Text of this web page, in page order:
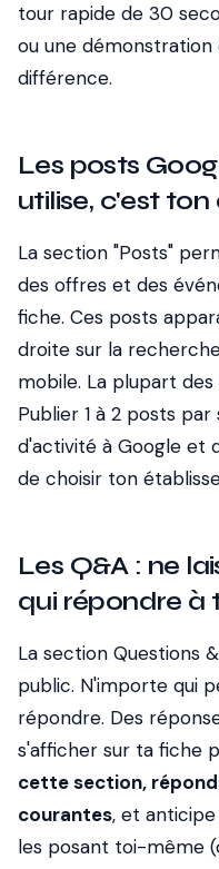
tour rapide de 30
ou une
différence.
Les posts
utilise, c'est
La section "Posts"
des offres et des
fiche. Ces posts
droite sur la
mobile. La plupart des
Publier 1 à 2 posts
d'activité à Google et
de choisir ton
Les Q&A : ne
qui répondre à
La section Questions
public. N'importe qui
répondre. Des
s'afficher sur ta fiche
cette section,
courantes, et
les posant toi-même